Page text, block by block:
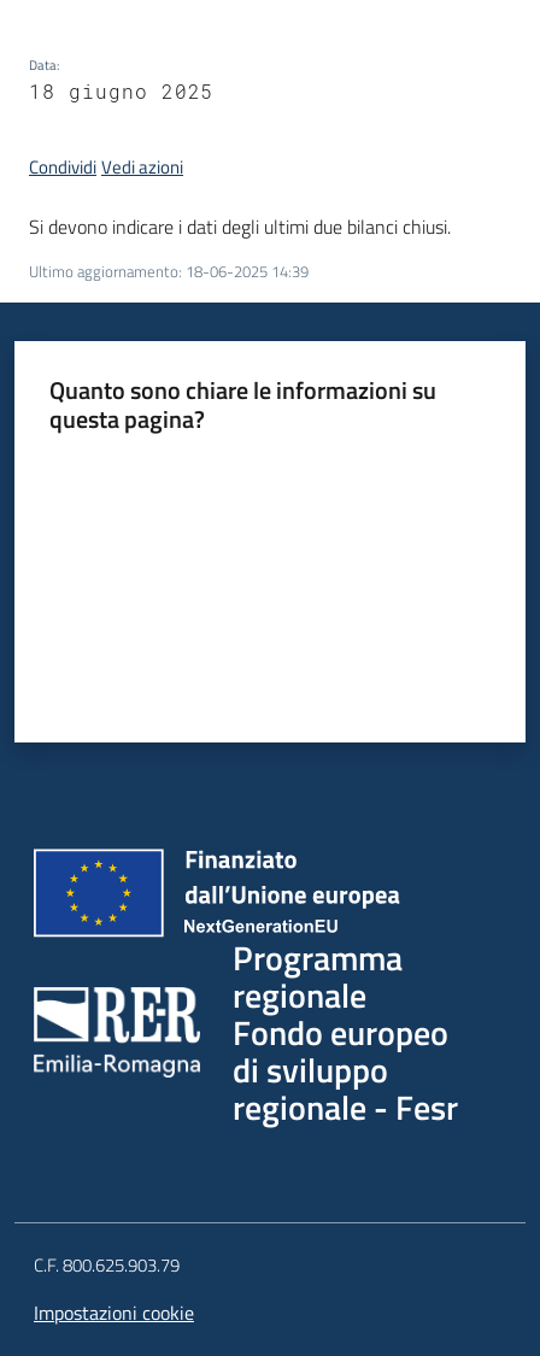
Data:
18 giugno 2025
CondividiVedi azioni
Si devono indicare i dati degli ultimi due bilanci chiusi.
Ultimo aggiornamento: 18-06-2025 14:39
Quanto sono chiare le informazioni su
questa pagina?
Programma
regionale
Fondo europeo
di sviluppo
regionale - Fesr
C.F. 800.625.903.79
Impostazioni cookie